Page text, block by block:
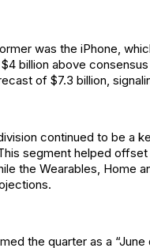
was the iPhone,
billion above
of $7.3 billion,
continued to be a
segment helped
the Wearables, Home
the quarter as a